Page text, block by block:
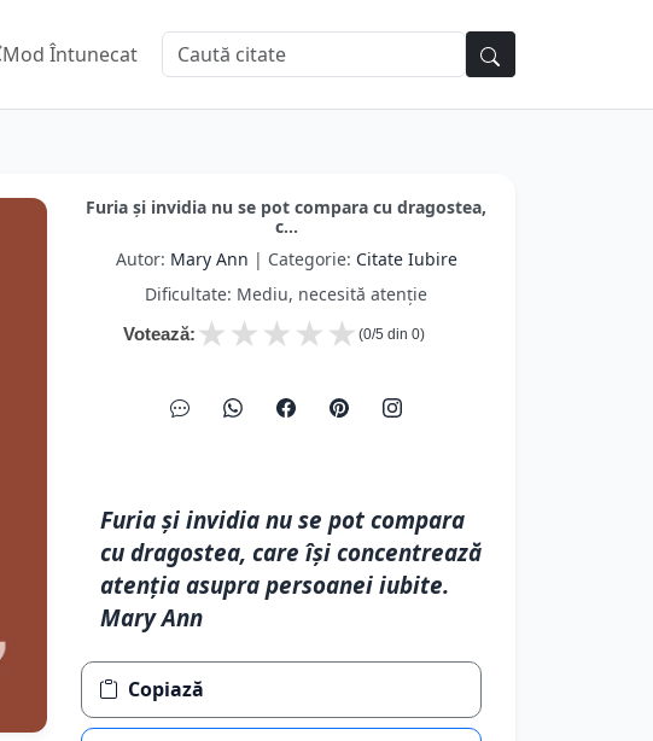
Mod Întunecat
Furia și invidia nu se pot compara cu dragostea,
c...
Autor: Mary Ann | Categorie: Citate Iubire
Dificultate: Mediu, necesită atenție
Votează: ★
★
★
★
★ (0/5 din 0)
Furia și invidia nu se pot compara
cu dragostea, care își concentrează
atenția asupra persoanei iubite.
Mary Ann
Copiază